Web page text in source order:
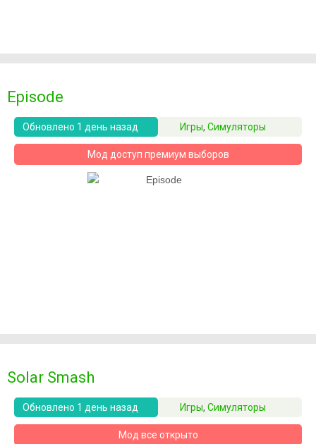
Episode
Обновлено 1 день назад Игры, Симуляторы
Мод доступ премиум выборов
Solar Smash
Обновлено 1 день назад Игры, Симуляторы
Мод все открыто